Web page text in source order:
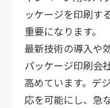
ッケージを印刷す
重要になります。
最新技術の導入や
パッケージ印刷会
高めています。デ
応を可能にし、急